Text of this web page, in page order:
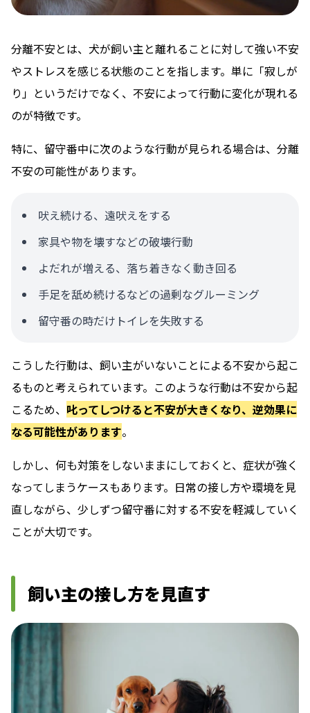
分離不安とは、犬が飼い主と離れることに対して強い不安
やストレスを感じる状態のことを指します。単に「寂しが
り」というだけでなく、不安によって行動に変化が現れる
のが特徴です。
特に、留守番中に次のような行動が見られる場合は、分離
不安の可能性があります。
吠え続ける、遠吠えをする
家具や物を壊すなどの破壊行動
よだれが増える、落ち着きなく動き回る
手足を舐め続けるなどの過剰なグルーミング
留守番の時だけトイレを失敗する
こうした行動は、飼い主がいないことによる不安から起こ
るものと考えられています。このような行動は不安から起
こるため、 叱ってしつけると不安が大きくなり、逆効果に
なる可能性があります。
しかし、何も対策をしないままにしておくと、症状が強く
なってしまうケースもあります。日常の接し方や環境を見
直しながら、少しずつ留守番に対する不安を軽減していく
ことが大切です。
飼い主の接し方を見直す